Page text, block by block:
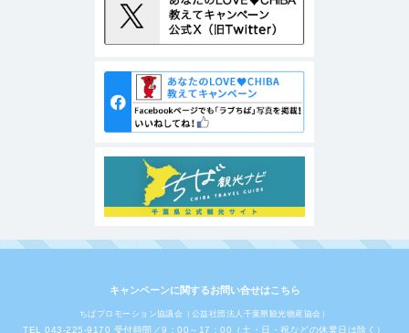
キャンペーンに関するお問い合せはこちら
ちばプロモーション協議会（公益社団法人千葉県観光物産協会）
TEL 043-225-9170 受付時間／9：00～17：00（土・日・祝などの休業日は除く）